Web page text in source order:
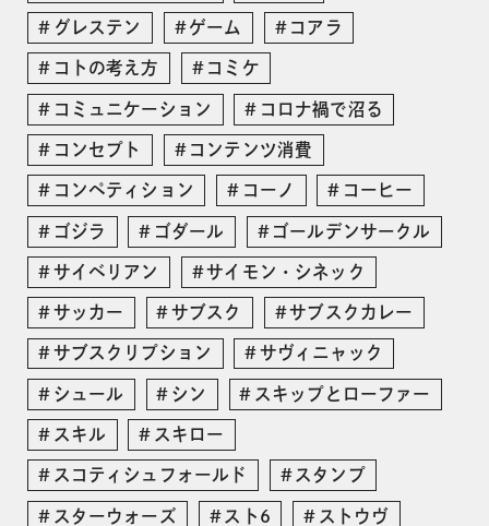
グレステン ゲーム コアラ
コトの考え方 コミケ
コミュニケーション コロナ禍で沼る
コンセプト コンテンツ消費
コンペティション コーノ コーヒー
ゴジラ ゴダール ゴールデンサークル
サイベリアン サイモン・シネック
サッカー サブスク サブスクカレー
サブスクリプション サヴィニャック
シュール シン スキップとローファー
スキル スキロー
スコティシュフォールド スタンプ
スターウォーズ スト6 ストウヴ